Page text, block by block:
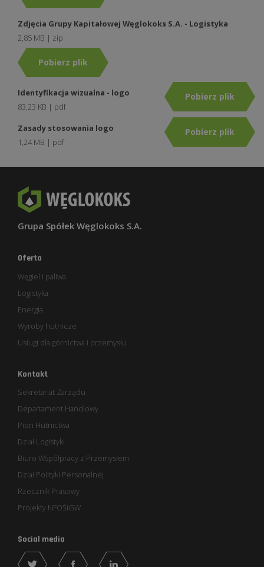
Zdjęcia Grupy Kapitałowej Węglokoks S.A. - Logistyka
2,85 MB | zip
Pobierz plik
Identyfikacja wizualna - logo
83,23 KB | pdf
Pobierz plik
Zasady stosowania logo
1,24 MB | pdf
Pobierz plik
Grupa Spółek Węglokoks S.A.
Oferta
Węgiel i paliwa
Logistyka
Energia
Wyroby hutnicze
Usługi dla górnictwa i przemysłu
Kontakt
Sekretariat Zarządu
Departament Handlowy
Pion Hutnictwa
Dział Logistyki
Biuro Współpracy z Przemysłem
Dział Polityki Personalnej
Rzecznik Prasowy
Projekty NFOŚiGW
Social media